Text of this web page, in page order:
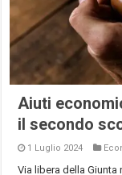
Aiuti
il secondo
1 Luglio 2024
Via libera della